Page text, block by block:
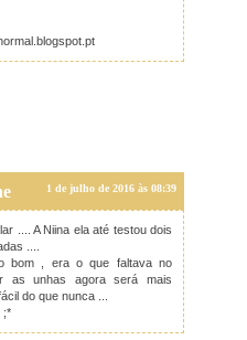
1 de julho de 2016 às 08:39
.... A Niina ela até testou dois
....
bom , era o que faltava no
as unhas agora será mais
do que nunca ...
;*